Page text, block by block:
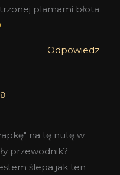
plamami błota
Odpowiedz
na tę nutę w
przewodnik?
ślepa jak ten